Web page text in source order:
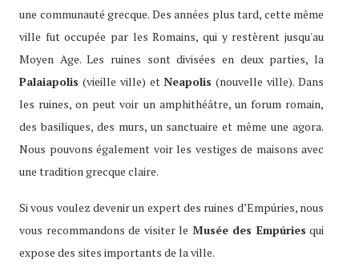
une communauté grecque. Des années plus tard, cette même
ville fut occupée par les Romains, qui y restèrent jusqu'au
Moyen Age. Les ruines sont divisées en deux parties, la
Palaiapolis (vieille ville) etNeapolis (nouvelle ville). Dans
les ruines, on peut voir un amphithéâtre, un forum romain,
des basiliques, des murs, un sanctuaire et même une agora.
Nous pouvons également voir les vestiges de maisons avec
une tradition grecque claire.
Si vous voulez devenir un expert des ruines d’Empúries, nous
vous recommandons de visiter le Musée des Empúries qui
expose des sites importants de la ville.